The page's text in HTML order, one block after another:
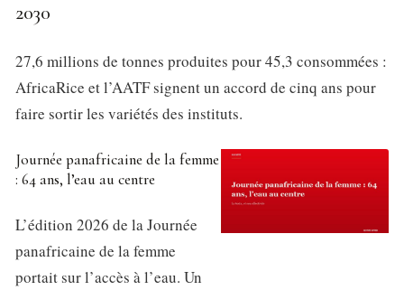
2030
27,6 millions de tonnes produites pour 45,3 consommées :
AfricaRice et l’AATF signent un accord de cinq ans pour
faire sortir les variétés des instituts.
Journée panafricaine de la femme
: 64 ans, l’eau au centre
L’édition 2026 de la Journée
panafricaine de la femme
portait sur l’accès à l’eau. Un